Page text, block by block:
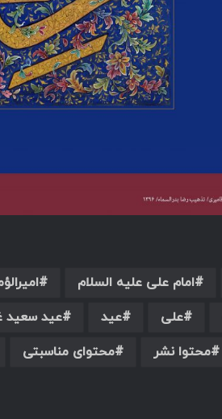
امام علی علیه السلام
علی عید عید سعید
محتوا نشر محتوای مناسبتی